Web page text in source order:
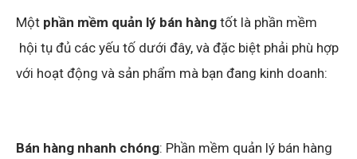
Một phần mềm quản lý bán hàng tốt là phần mềm
hội tụ đủ các yếu tố dưới đây, và đặc biệt phải phù hợp
với hoạt động và sản phẩm mà bạn đang kinh doanh:
Bán hàng nhanh chóng: Phần mềm quản lý bán hàng